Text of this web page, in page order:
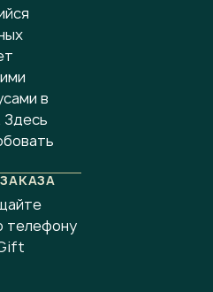
в
Здесь
телефону